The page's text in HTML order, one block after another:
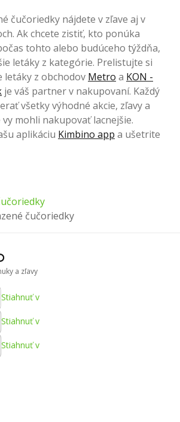
čučoriedky nájdete v zľave aj v
Ak chcete zistiť, kto ponúka
tohto alebo budúceho týždňa,
letáky z kategórie. Prelistujte si
letáky z obchodov Metro a KON -
je váš partner v nakupovaní. Každý
všetky výhodné akcie, zľavy a
mohli nakupovať lacnejšie.
aplikáciu Kimbino app a ušetrite
čučoriedky
a zľavy
Stiahnuť v
Stiahnuť v
Stiahnuť v